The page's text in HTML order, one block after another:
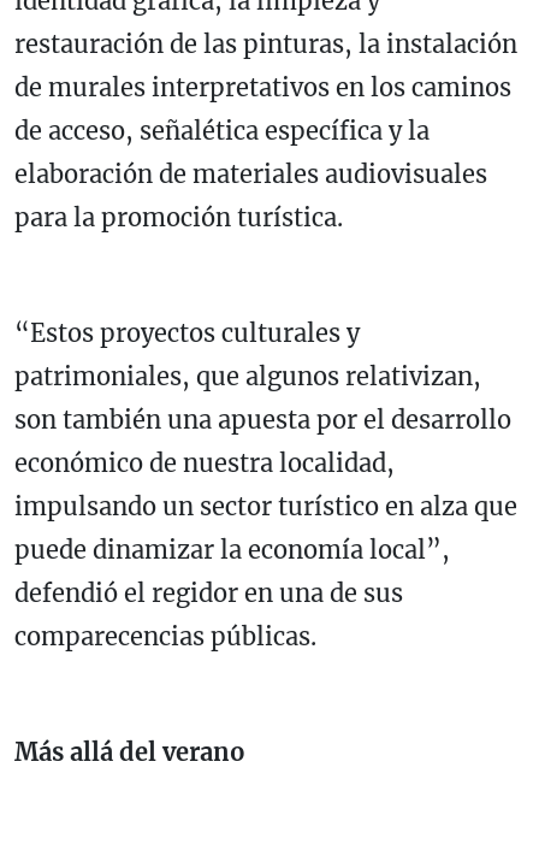
restauración de las pinturas, la instalación
de murales interpretativos en los caminos
de acceso, señalética específica y la
elaboración de materiales audiovisuales
para la promoción turística.
“Estos proyectos culturales y
patrimoniales, que algunos relativizan,
son también una apuesta por el desarrollo
económico de nuestra localidad,
impulsando un sector turístico en alza que
puede dinamizar la economía local”,
defendió el regidor en una de sus
comparecencias públicas.
Más allá del verano